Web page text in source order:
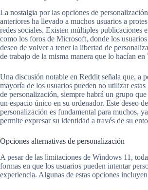
La nostalgia por las opciones de
anteriores ha llevado a muchos usuarios a
redes sociales. Existen múltiples publicaciones
como los foros de Microsoft, donde los usuarios
deseo de volver a tener la libertad de
de trabajo de la misma manera que lo hacían
Una discusión notable en Reddit señala que, a
mayoría de los usuarios pueden no utilizar estas
de personalización, siempre habrá un grupo que
un espacio único en su ordenador. Este deseo de
personalización es fundamental para muchos,
permite expresar su identidad a través de su
Opciones alternativas de personalización
A pesar de las limitaciones de Windows 11,
formas en que los usuarios pueden intentar
experiencia. Algunas de estas opciones